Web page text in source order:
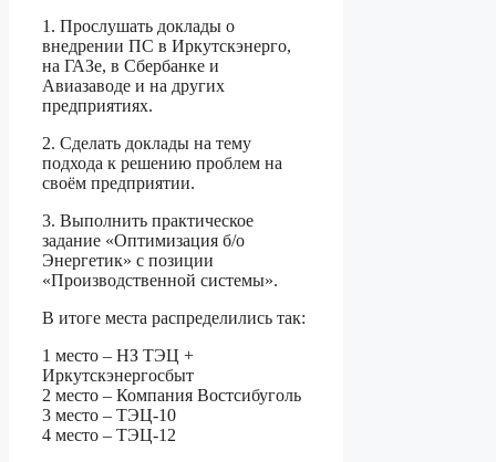
1. Прослушать доклады о
внедрении ПС в Иркутскэнерго,
на ГАЗе, в Сбербанке и
Авиазаводе и на других
предприятиях.
2. Сделать доклады на тему
подхода к решению проблем на
своём предприятии.
3. Выполнить практическое
задание «Оптимизация б/о
Энергетик» с позиции
«Производственной системы».
В итоге места распределились так:
1 место – НЗ ТЭЦ +
Иркутскэнергосбыт
2 место – Компания Востсибуголь
3 место – ТЭЦ-10
4 место – ТЭЦ-12